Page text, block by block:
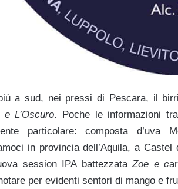
a sud, nei pressi di Pescara, il
e L’Oscuro. Poche le informazioni
particolare: composta d’uva
in provincia dell’Aquila, a Castel
session IPA battezzataZoe e c
per evidenti sentori di mango e